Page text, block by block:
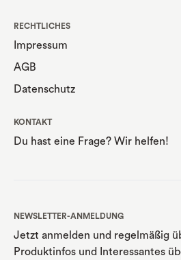
RECHTLICHES
Impressum
AGB
Datenschutz
KONTAKT
Du hast eine Frage? Wir helfen!
NEWSLETTER-ANMELDUNG
Jetzt anmelden und regelmäßig
Produktinfos und Interessantes